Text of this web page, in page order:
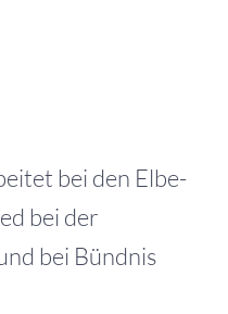
bei den Elbe-
bei der
bei Bündnis